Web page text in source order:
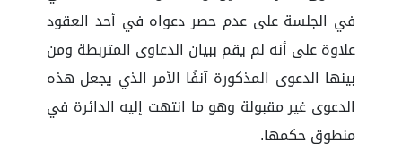
في الجلسة على عدم حصر دعواه في أحد العقود
علاوة على أنه لم يقم ببيان الدعاوى المتربطة ومن
بينها الدعوى المذكورة آنفًا الأمر الذي يجعل هذه
الدعوى غير مقبولة وهو ما انتهت إليه الدائرة في
منطوق حكمها.